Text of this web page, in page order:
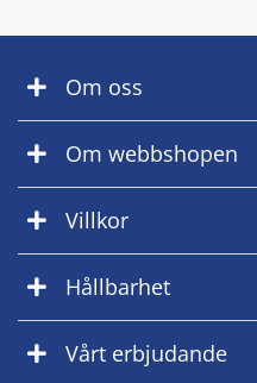
Om oss
Om webbshopen
Villkor
Hållbarhet
Vårt erbjudande